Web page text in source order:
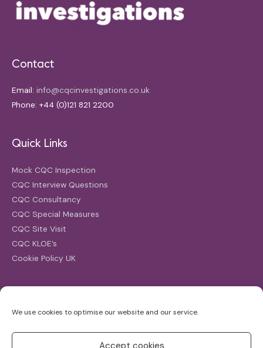
We use cookies to optimise our website and our service.
Accept cookies
Contact
Email: info@cqcinvestigations.co.uk
Phone: +44 (0)121 821 2200
Quick Links
Mock CQC Inspection
CQC Interview Questions
CQC Consultancy
CQC Special Measures
CQC Site Visit
CQC KLOE’s
Cookie Policy UK
for: